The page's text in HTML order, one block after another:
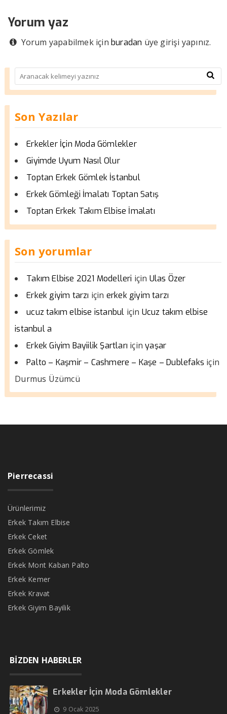
Yorum yaz
Yorum yapabilmek için buradan üye girişi yapınız.
Son Yazılar
Erkekler İçin Moda Gömlekler
Giyimde Uyum Nasıl Olur
Toptan Erkek Gömlek İstanbul
Erkek Gömleği İmalatı Toptan Satış
Toptan Erkek Takım Elbise İmalatı
Son yorumlar
Takım Elbise 2021 Modelleri için Ulas Özer
Erkek giyim tarzı için erkek giyim tarzı
ucuz takım elbise istanbul için Ucuz takım elbise
istanbul a
Erkek Giyim Bayiilik Şartları içinyaşar
Palto – Kaşmir – Cashmere – Kaşe – Dublefaks için
Durmus Üzümcü
Pierrecassi
Ürünlerimiz
Erkek Takım Elbise
Erkek Ceket
Erkek Gömlek
Erkek Mont Kaban Palto
Erkek Kemer
Erkek Kravat
Erkek Giyim Bayilik
BİZDEN HABERLER
Erkekler İçin Moda Gömlekler
9 Ocak 2025